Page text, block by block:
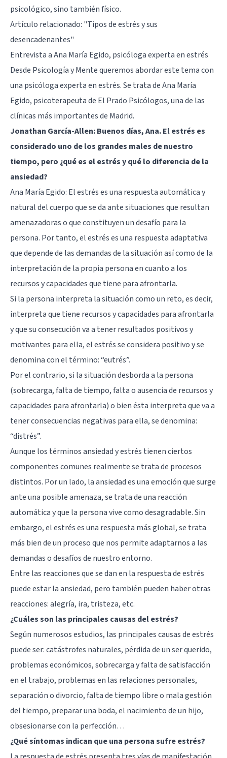
psicológico, sino también físico.
Artículo relacionado: "Tipos de estrés y sus
desencadenantes"
Entrevista a Ana María Egido, psicóloga experta en estrés
Desde Psicología y Mente queremos abordar este tema con
una psicóloga experta en estrés. Se trata de Ana María
Egido, psicoterapeuta de El Prado Psicólogos, una de las
clínicas más importantes de Madrid.
Jonathan García-Allen: Buenos días, Ana. El estrés es
considerado uno de los grandes males de nuestro
tiempo, pero ¿qué es el estrés y qué lo diferencia de la
ansiedad?
Ana María Egido: El estrés es una respuesta automática y
natural del cuerpo que se da ante situaciones que resultan
amenazadoras o que constituyen un desafío para la
persona. Por tanto, el estrés es una respuesta adaptativa
que depende de las demandas de la situación así como de la
interpretación de la propia persona en cuanto a los
recursos y capacidades que tiene para afrontarla.
Si la persona interpreta la situación como un reto, es decir,
interpreta que tiene recursos y capacidades para afrontarla
y que su consecución va a tener resultados positivos y
motivantes para ella, el estrés se considera positivo y se
denomina con el término: “eutrés”.
Por el contrario, si la situación desborda a la persona
(sobrecarga, falta de tiempo, falta o ausencia de recursos y
capacidades para afrontarla) o bien ésta interpreta que va a
tener consecuencias negativas para ella, se denomina:
“distrés”.
Aunque los términos ansiedad y estrés tienen ciertos
componentes comunes realmente se trata de procesos
distintos. Por un lado, la ansiedad es una emoción que surge
ante una posible amenaza, se trata de una reacción
automática y que la persona vive como desagradable. Sin
embargo, el estrés es una respuesta más global, se trata
más bien de un proceso que nos permite adaptarnos a las
demandas o desafíos de nuestro entorno.
Entre las reacciones que se dan en la respuesta de estrés
puede estar la ansiedad, pero también pueden haber otras
reacciones: alegría, ira, tristeza, etc.
¿Cuáles son las principales causas del estrés?
Según numerosos estudios, las principales causas de estrés
puede ser: catástrofes naturales, pérdida de un ser querido,
problemas económicos, sobrecarga y falta de satisfacción
en el trabajo, problemas en las relaciones personales,
separación o divorcio, falta de tiempo libre o mala gestión
del tiempo, preparar una boda, el nacimiento de un hijo,
obsesionarse con la perfección…
¿Qué síntomas indican que una persona sufre estrés?